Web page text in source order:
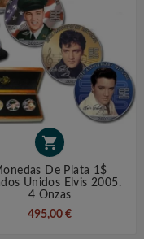

De Plata 1$
Unidos Elvis 2005.
4 Onzas
495,00 €